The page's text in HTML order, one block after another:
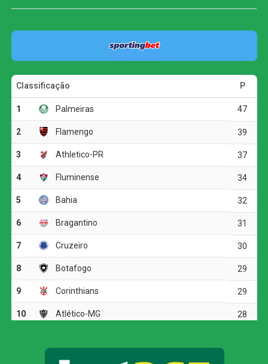
diante de sua torcida.
O primeiro tempo foi marcado pelo equilíbrio e pela pouca
efetividade das duas equipes. O Atlético-GO teve mais
posse de bola, com 56%, mas encontrou dificuldades
para superar a defesa cuiabana. O time da casa adotou
uma postura mais retraída e apostou nos contra-ataques
para levar perigo.
A principal oportunidade da etapa inicial foi do Cuiabá.
Aos 12 minutos, Jean Dias recebeu na intermediária,
avançou até a entrada da área e acertou a trave direita do
goleiro Paulo Vitor. O Dragão respondeu aos 24 minutos,
bola desviou em Pepê.
Vasco vence o Fluminense e garante vaga nas
quartas de final da Copa do Brasil
As equipes ainda tiveram algumas chegadas em bolas
em razão do clima seco em Cuiabá.